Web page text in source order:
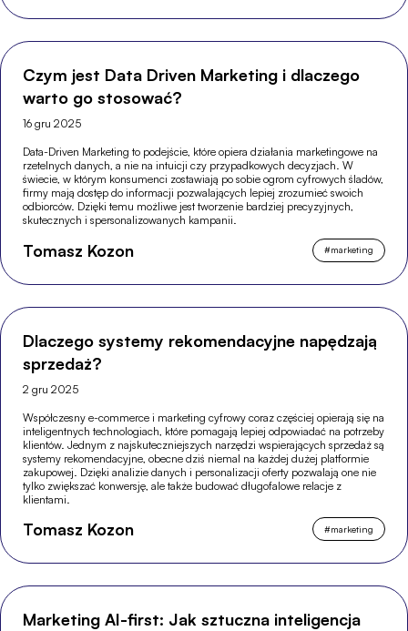
Czym jest Data Driven Marketing i dlaczego
warto go stosować?
16 gru 2025
Data-Driven Marketing to podejście, które opiera działania marketingowe na
rzetelnych danych, a nie na intuicji czy przypadkowych decyzjach. W
świecie, w którym konsumenci zostawiają po sobie ogrom cyfrowych śladów,
firmy mają dostęp do informacji pozwalających lepiej zrozumieć swoich
odbiorców. Dzięki temu możliwe jest tworzenie bardziej precyzyjnych,
skutecznych i spersonalizowanych kampanii.
Tomasz Kozon #marketing
Dlaczego systemy rekomendacyjne napędzają
sprzedaż?
2 gru 2025
Współczesny e-commerce i marketing cyfrowy coraz częściej opierają się na
inteligentnych technologiach, które pomagają lepiej odpowiadać na potrzeby
klientów. Jednym z najskuteczniejszych narzędzi wspierających sprzedaż są
systemy rekomendacyjne, obecne dziś niemal na każdej dużej platformie
zakupowej. Dzięki analizie danych i personalizacji oferty pozwalają one nie
tylko zwiększać konwersję, ale także budować długofalowe relacje z
klientami.
Tomasz Kozon #marketing
Marketing AI-first: Jak sztuczna inteligencja